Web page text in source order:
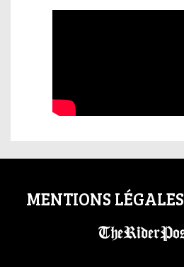
MENTIONS LÉGALES